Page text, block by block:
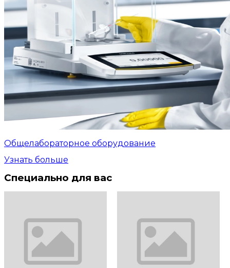
Общелабораторное оборудование
Узнать больше
Специально для вас